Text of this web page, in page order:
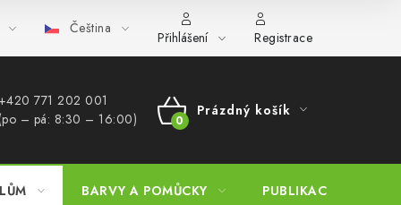
(B2B) FAQ Hromadná objednávka
Čeština
Přihlášení Registrace
+420 771 202 001​
– pá: 8:30 – 16:00)
NÁKUPNÍ
Prázdný košík
BARVY A POMŮCKY PUBLIKACE